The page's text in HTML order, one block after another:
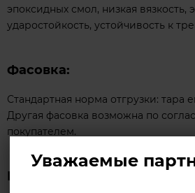
Уважаемые
эпоксидных смол, низкая вязкость,
ударостойкость, устойчивость к
Фасовка:​
Стандартная норма отгрузки: тара
Другая фасовка возможна по
покупателем.
Гарантийный срок и